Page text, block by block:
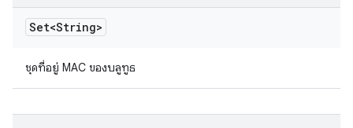
Set<String>
ชุดที่อยู่ MAC ของบลูทูธ